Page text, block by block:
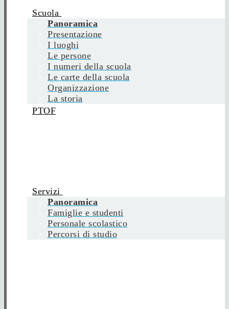
Scuola
Panoramica
Presentazione
I luoghi
Le persone
I numeri della scuola
Le carte della scuola
Organizzazione
La storia
PTOF
Servizi
Panoramica
Famiglie e studenti
Personale scolastico
Percorsi di studio